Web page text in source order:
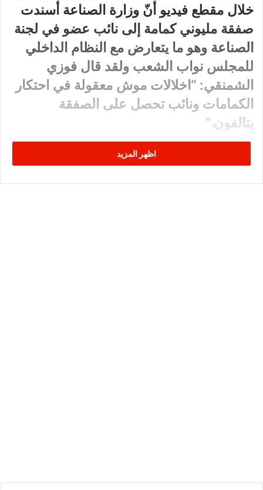
خلال مقطع فيديو أنّ وزارة الصناعة أسندت
صفقة مليوني كمامة إلى نائب عضو في لجنة
الصناعة وهو ما يتعارض مع النظام الداخلي
للمجلس نواب الشعب ولقد قال فوزي
الشمنقي: “اخلالات موش معقولة في احتكار
الكمامات ونائب تحصل على الصفقة
بتالفون.”
اظهر المزيد